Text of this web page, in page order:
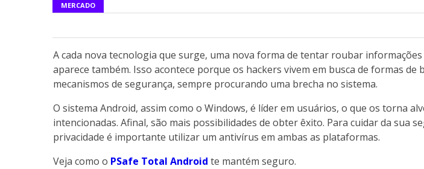
MERCADO
A cada nova tecnologia que surge, uma nova forma de tentar roubar informações
aparece também. Isso acontece porque os hackers vivem em busca de formas de
mecanismos de segurança, sempre procurando uma brecha no sistema.
O sistema Android, assim como o Windows, é líder em usuários, o que os torna
intencionadas. Afinal, são mais possibilidades de obter êxito. Para cuidar da sua
privacidade é importante utilizar um antivírus em ambas as plataformas.
Veja como o PSafe Total Android te mantém seguro.